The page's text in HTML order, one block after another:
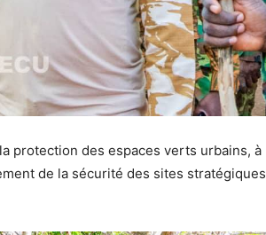
protection des espaces verts urbains, à
de la sécurité des sites stratégiques